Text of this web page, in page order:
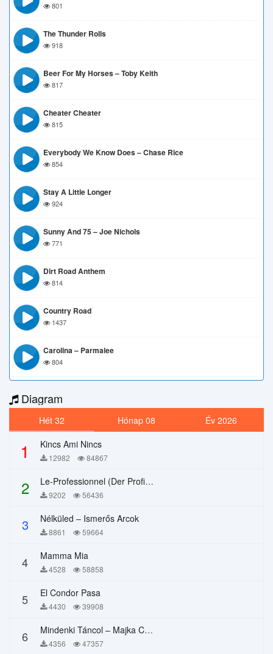
801
The Thunder Rolls
918
Beer For My Horses – Toby Keith
817
Cheater Cheater
815
Everybody We Know Does – Chase Rice
854
Stay A Little Longer
924
Sunny And 75 – Joe Nichols
771
Dirt Road Anthem
814
Country Road
1437
Carolina – Parmalee
804
Diagram
Hét 32 Hónap 08 Év 2026
1 Kincs Ami Nincs
12982 84867
2 Le-Professionnel (Der Profi) – Chi Mai
9202 56436
3 Nélküled – Ismerős Arcok
8861 59664
4 Mamma Mia
4528 58858
5 El Condor Pasa
4430 39908
6 Mindenki Táncol – Majka Curtis, Péter Majoros
4356 47357